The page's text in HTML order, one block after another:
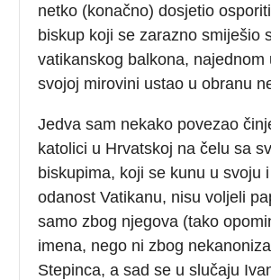
netko (konačno) dosjetio
biskup koji se zarazno smiješio
vatikanskog balkona, najednom
svojoj mirovini ustao u obranu
Jedva sam nekako povezao
katolici u Hrvatskoj na čelu sa
biskupima, koji se kunu u svoju
odanost Vatikanu, nisu voljeli
samo zbog njegova (tako
imena, nego ni zbog
Stepinca, a sad se u slučaju